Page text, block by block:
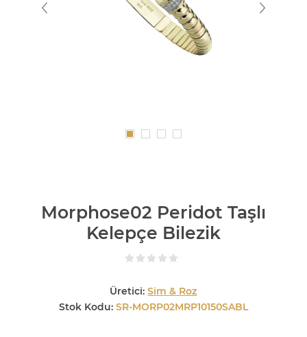
Morphose02 Peridot Taşlı
Kelepçe Bilezik
Üretici: Sim & Roz
Stok Kodu: SR-MORP02MRP10150SABL